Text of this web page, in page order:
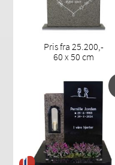
Pris fra 25.200,-
60 x 50 cm